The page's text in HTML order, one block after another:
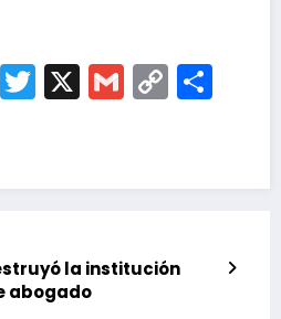
Reddit
Twitter
X Gmail
Copy
la institución
abogado